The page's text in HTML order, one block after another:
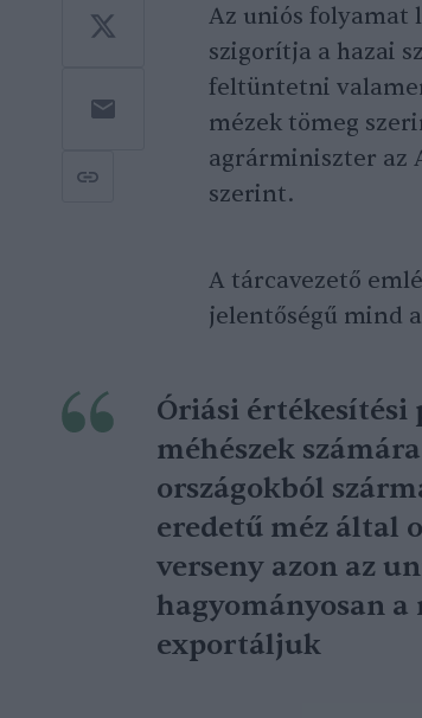
Az uniós folyamat
szigorítja a hazai
feltüntetni
mézek tömeg
agrárminiszter az
szerint.
A tárcavezető
jelentőségű mind
Óriási
méhészek
országokból
eredetű méz által
verseny azon az
hagyományosan
exportáljuk